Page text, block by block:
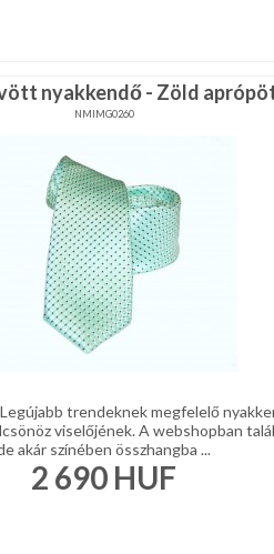
nyakkendő - Zöld
NMIMG0260
trendeknek megfelelő
viselőjének. A webshopban
akár színében összhangba ...
2 690 HUF